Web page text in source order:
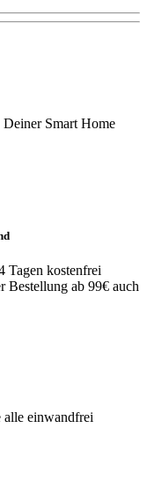
Smart Home
Tagen kostenfrei
Bestellung ab 99€ auch
alle einwandfrei